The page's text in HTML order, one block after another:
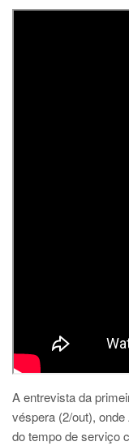
A entrevista da
véspera (2/out),
do tempo de serviço